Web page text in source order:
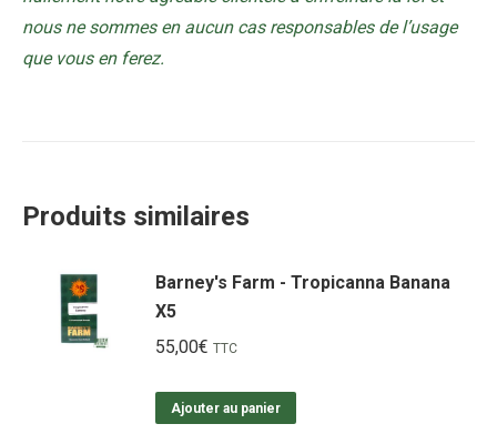
nous ne sommes en aucun cas responsables de l’usage
que vous en ferez.
Produits similaires
Barney's Farm - Tropicanna Banana
X5
55,00€ TTC
Ajouter au panier